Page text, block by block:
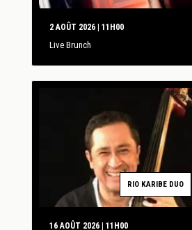
2 AOÛT 2026 | 11H00
Live Brunch
RIO KARIBE DUO
16 AOÛT 2026 | 11H00